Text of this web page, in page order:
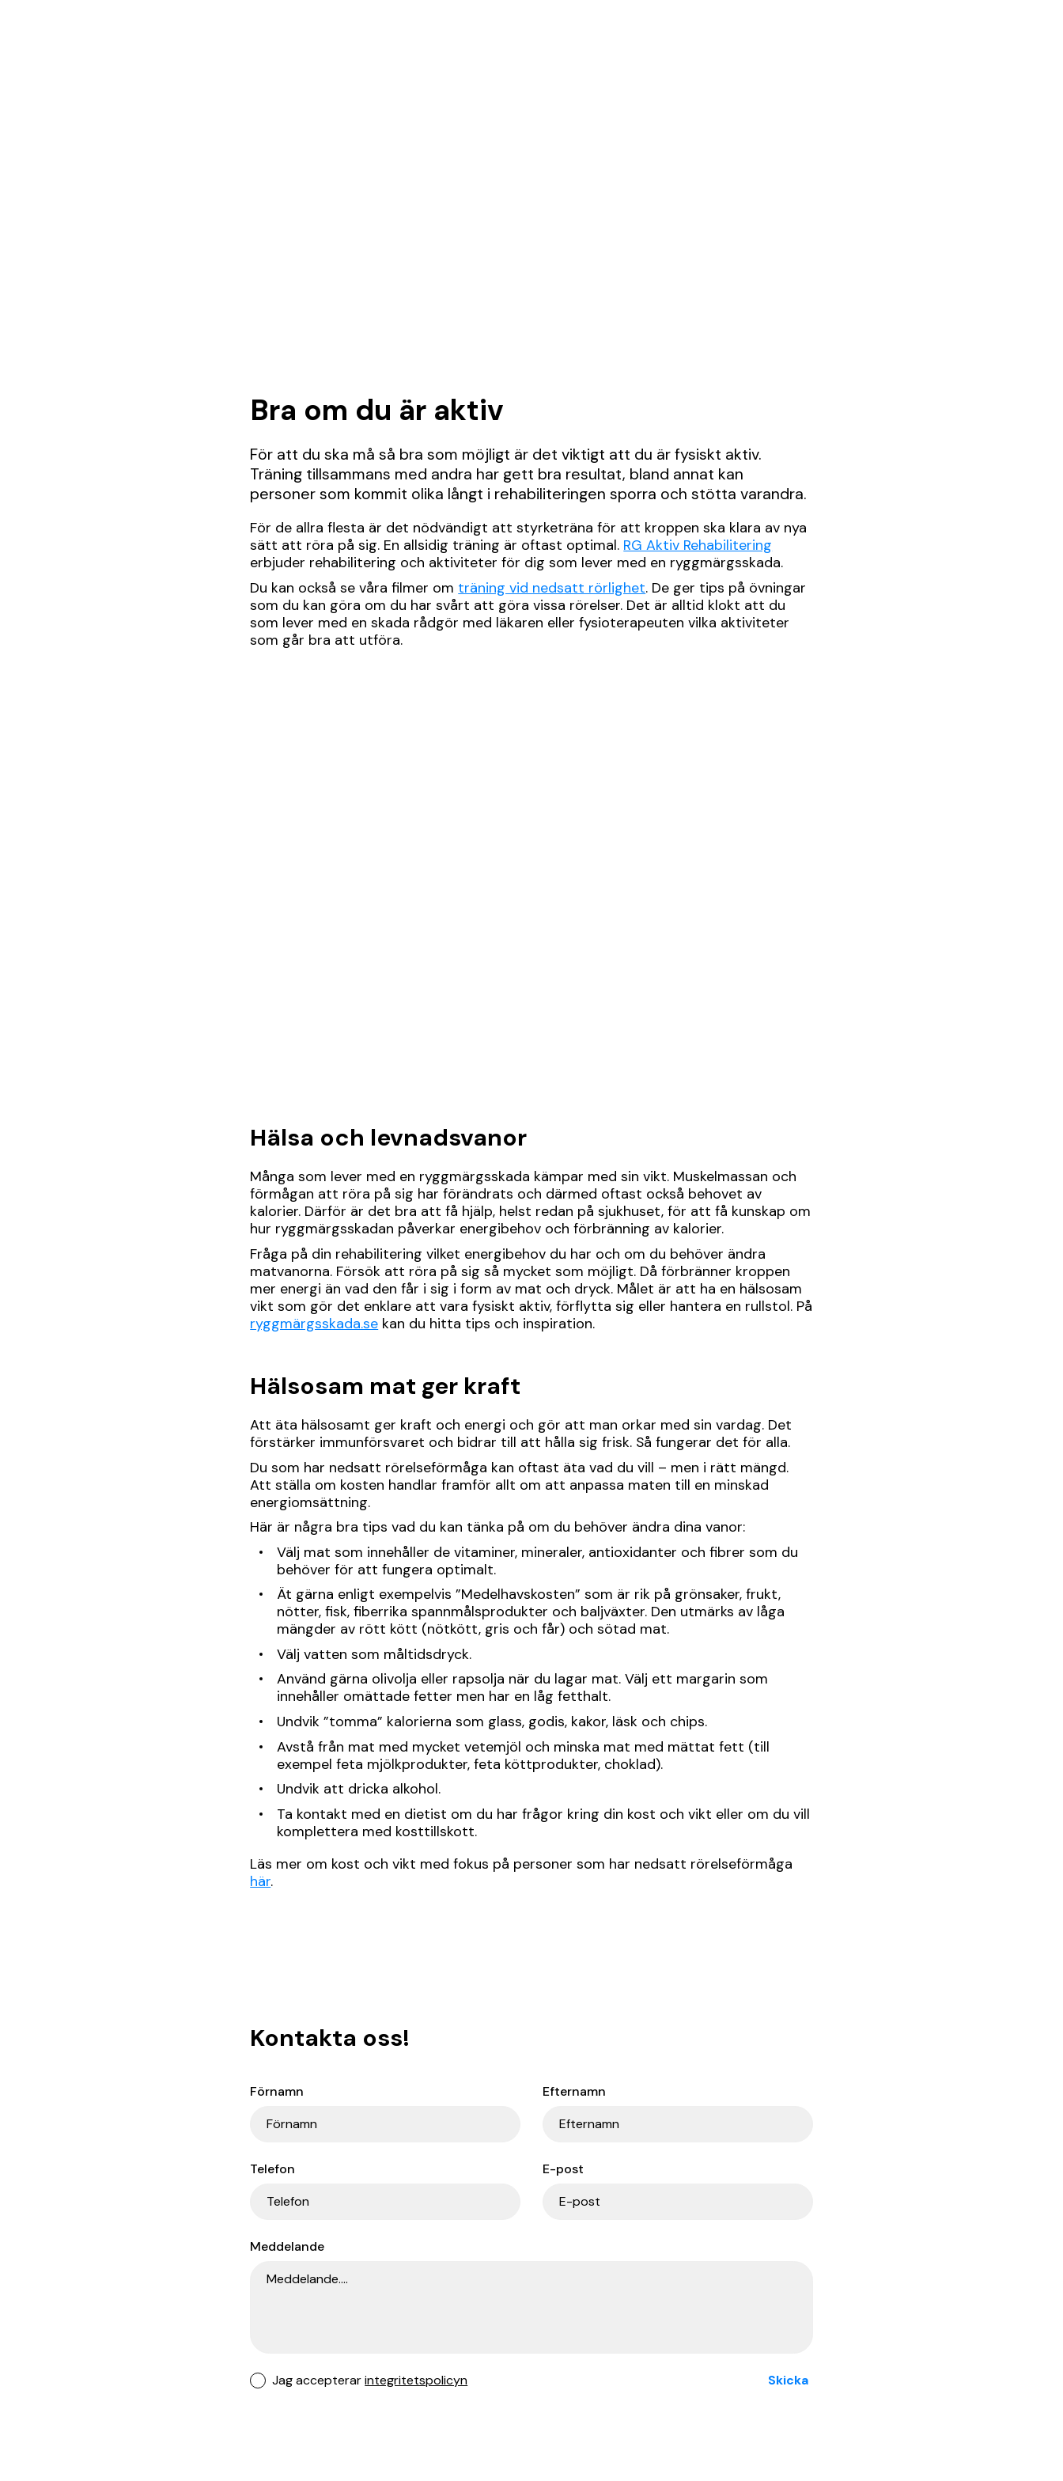
Bra om du är aktiv
För att du ska må så bra som möjligt är det viktigt att du är fysiskt aktiv.
Träning tillsammans med andra har gett bra resultat, bland annat kan
personer som kommit olika långt i rehabiliteringen sporra och stötta varandra.
För de allra flesta är det nödvändigt att styrketräna för att kroppen ska klara av nya
sätt att röra på sig. En allsidig träning är oftast optimal. RG Aktiv Rehabilitering
erbjuder rehabilitering och aktiviteter för dig som lever med en ryggmärgsskada.
Du kan också se våra filmer om träning vid nedsatt rörlighet. De ger tips på övningar
som du kan göra om du har svårt att göra vissa rörelser. Det är alltid klokt att du
som lever med en skada rådgör med läkaren eller fysioterapeuten vilka aktiviteter
som går bra att utföra.
Hälsa och levnadsvanor
Många som lever med en ryggmärgsskada kämpar med sin vikt. Muskelmassan och
förmågan att röra på sig har förändrats och därmed oftast också behovet av
kalorier. Därför är det bra att få hjälp, helst redan på sjukhuset, för att få kunskap om
hur ryggmärgsskadan påverkar energibehov och förbränning av kalorier.
Fråga på din rehabilitering vilket energibehov du har och om du behöver ändra
matvanorna. Försök att röra på sig så mycket som möjligt. Då förbränner kroppen
mer energi än vad den får i sig i form av mat och dryck. Målet är att ha en hälsosam
vikt som gör det enklare att vara fysiskt aktiv, förflytta sig eller hantera en rullstol. På
ryggmärgsskada.se kan du hitta tips och inspiration.
Hälsosam mat ger kraft
Att äta hälsosamt ger kraft och energi och gör att man orkar med sin vardag. Det
förstärker immunförsvaret och bidrar till att hålla sig frisk. Så fungerar det för alla.
Du som har nedsatt rörelseförmåga kan oftast äta vad du vill – men i rätt mängd.
Att ställa om kosten handlar framför allt om att anpassa maten till en minskad
energiomsättning.
Här är några bra tips vad du kan tänka på om du behöver ändra dina vanor:
Välj mat som innehåller de vitaminer, mineraler, antioxidanter och fibrer som du
behöver för att fungera optimalt.
Ät gärna enligt exempelvis ”Medelhavskosten” som är rik på grönsaker, frukt,
nötter, fisk, fiberrika spannmålsprodukter och baljväxter. Den utmärks av låga
mängder av rött kött (nötkött, gris och får) och sötad mat.
Välj vatten som måltidsdryck.
Använd gärna olivolja eller rapsolja när du lagar mat. Välj ett margarin som
innehåller omättade fetter men har en låg fetthalt.
Undvik ”tomma” kalorierna som glass, godis, kakor, läsk och chips.
Avstå från mat med mycket vetemjöl och minska mat med mättat fett (till
exempel feta mjölkprodukter, feta köttprodukter, choklad).
Undvik att dricka alkohol.
Ta kontakt med en dietist om du har frågor kring din kost och vikt eller om du vill
komplettera med kosttillskott.
Läs mer om kost och vikt med fokus på personer som har nedsatt rörelseförmåga
här.
Kontakta oss!
Förnamn Efternamn
Telefon E-post
Meddelande
Jag accepterarintegritetspolicyn